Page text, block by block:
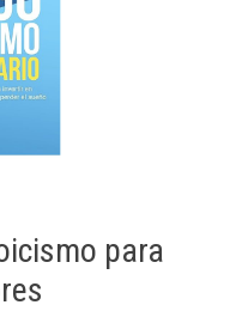
para